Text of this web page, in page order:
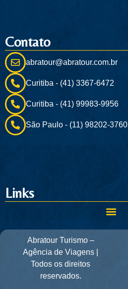
Contato
abratour@abratour.com.br
Curitiba - (41) 3367-6472
Curitiba - (41) 99983-9956
São Paulo - (11) 98202-3760
Links
Abratour Turismo –
Agência de Viagens |
Todos os direitos
reservados.